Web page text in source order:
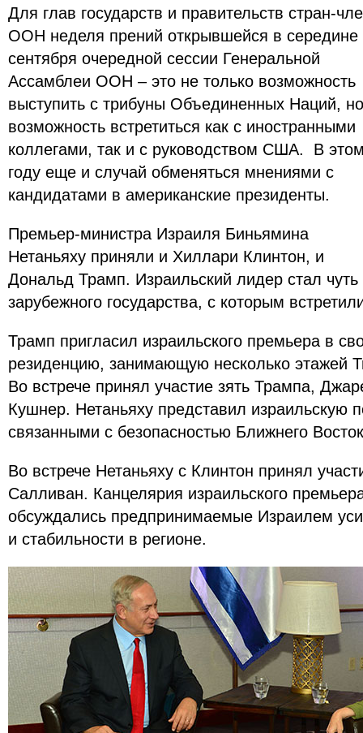
Для глав государств и правительств стран-
ООН неделя прений открывшейся в середине
сентября очередной сессии Генеральной
Ассамблеи ООН – это не только возможность
выступить с трибуны Объединенных Наций,
возможность встретиться как с иностранными
коллегами, так и с руководством США. В
году еще и случай обменяться мнениями с
кандидатами в американские президенты.
Премьер-министра Израиля Биньямина
Нетаньяху приняли и Хиллари Клинтон, и
Дональд Трамп. Израильский лидер стал
зарубежного государства, с которым
Трамп пригласил израильского премьера в
резиденцию, занимающую несколько этажей
Во встрече принял участие зять Трампа,
Кушнер. Нетаньяху представил израильскую
связанными с безопасностью Ближнего
Во встрече Нетаньяху с Клинтон принял
Салливан. Канцелярия израильского
обсуждались предпринимаемые Израилем
и стабильности в регионе.